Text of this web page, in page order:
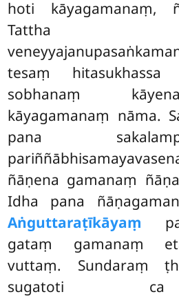
hoti kāyagamanaṃ,
Tattha
tesaṃ
sobhanaṃ
kāyagamanaṃ nāma.
pana
ñāṇena gamanaṃ
Idha pana
Aṅguttaraṭīkāyaṃ
gataṃ gamanaṃ
vuttaṃ. Sundaraṃ
sugatoti